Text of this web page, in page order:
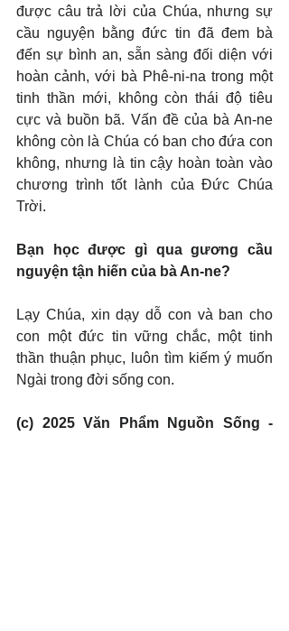
được câu trả lời của Chúa, nhưng sự
cầu nguyện bằng đức tin đã đem bà
đến sự bình an, sẵn sàng đối diện với
hoàn cảnh, với bà Phê-ni-na trong một
tinh thần mới, không còn thái độ tiêu
cực và buồn bã. Vấn đề của bà An-ne
không còn là Chúa có ban cho đứa con
không, nhưng là tin cậy hoàn toàn vào
chương trình tốt lành của Đức Chúa
Trời.
Bạn học được gì qua gương cầu
nguyện tận hiến của bà An-ne?
Lạy Chúa, xin dạy dỗ con và ban cho
con một đức tin vững chắc, một tinh
thần thuận phục, luôn tìm kiếm ý muốn
Ngài trong đời sống con.
(c) 2025 Văn Phẩm Nguồn Sống -